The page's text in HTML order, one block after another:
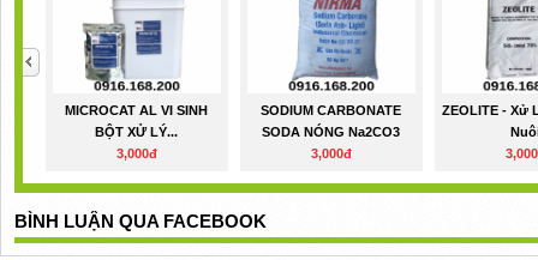
MICROCAT AL VI SINH
BỘT XỬ LÝ...
3,000đ
SODIUM CARBONATE
SODA NÓNG Na2CO3
3,000đ
ZEOLITE - Xử
BÌNH LUẬN QUA FACEBOOK